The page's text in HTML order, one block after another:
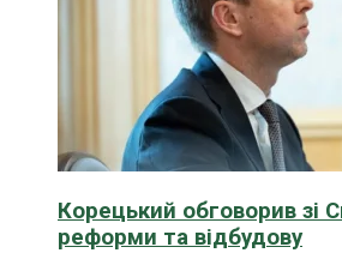
Корецький обговорив зі
реформи та відбудову